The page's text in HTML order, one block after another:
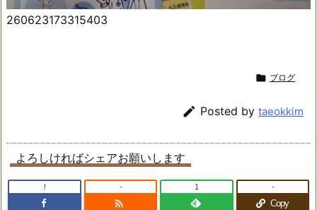
260623173315403
 ブログ
 Posted by taeokkim
よろしければシェアお願いします
!

- 1
Copy
-